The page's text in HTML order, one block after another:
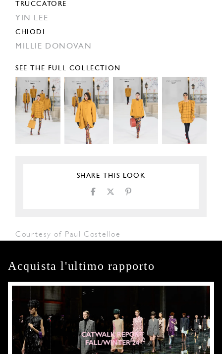
TRUCCATORE
YIN LEE
CHIODI
MILLIE DONOVAN
SEE THE FULL COLLECTION
SHARE THIS LOOK
Courtesy of Paul Costelloe
Acquista l'ultimo rapporto